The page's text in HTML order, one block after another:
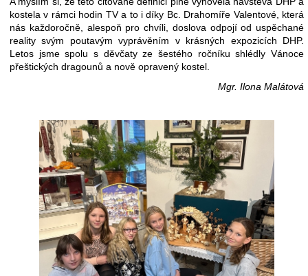
kostela v rámci hodin TV a to i díky Bc. Drahomíře Valentové, která
nás každoročně, alespoň pro chvíli, doslova odpojí od uspěchané
reality svým poutavým vyprávěním v krásných expozicích DHP.
Letos jsme spolu s děvčaty ze šestého ročníku shlédly Vánoce
přeštických dragounů a nově opravený kostel.
Mgr. Ilona Malátová